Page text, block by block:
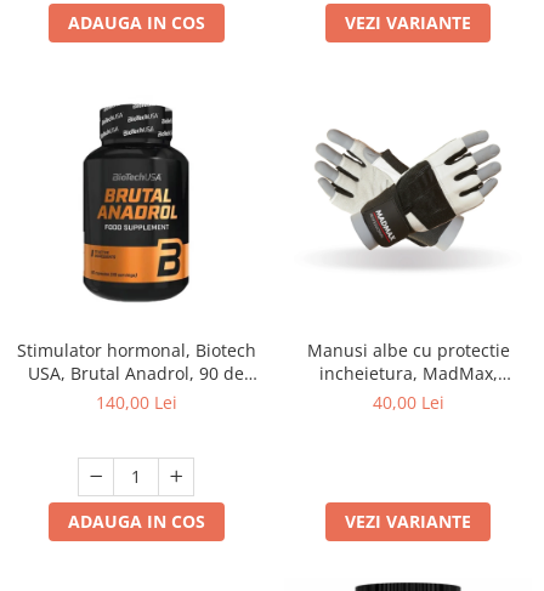
ADAUGA IN COS VEZI VARIANTE
Stimulator hormonal, Biotech
USA, Brutal Anadrol, 90 de
capsule
140,00 Lei
ADAUGA IN COS
Manusi albe cu protectie
incheietura, MadMax,
Professional workout gloves,
40,00 Lei
VEZI VARIANTE